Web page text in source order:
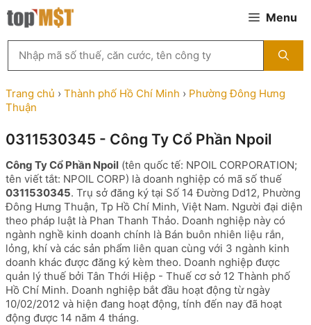
Chuyển
đến
Menu
kiếm
MST
theo
tên
công
người
đại
diện
hoặc
mã
số
thuế
...
Trang chủ › Thành phố Hồ Chí Minh › Phường Đông Hưng
Thuận
0311530345 - Công Ty Cổ Phần Npoil
Công Ty Cổ Phần Npoil (tên quốc tế: NPOIL CORPORATION;
tên viết tắt: NPOIL CORP) là doanh nghiệp có mã số thuế
0311530345. Trụ sở đăng ký tại Số 14 Đường Dd12, Phường
Đông Hưng Thuận, Tp Hồ Chí Minh, Việt Nam. Người đại diện
theo pháp luật là Phan Thanh Thảo. Doanh nghiệp này có
ngành nghề kinh doanh chính là Bán buôn nhiên liệu rắn,
lỏng, khí và các sản phẩm liên quan cùng với 3 ngành kinh
doanh khác được đăng ký kèm theo. Doanh nghiệp được
quản lý thuế bởi Tân Thới Hiệp - Thuế cơ sở 12 Thành phố
Hồ Chí Minh. Doanh nghiệp bắt đầu hoạt động từ ngày
10/02/2012 và hiện đang hoạt động, tính đến nay đã hoạt
động được 14 năm 4 tháng.